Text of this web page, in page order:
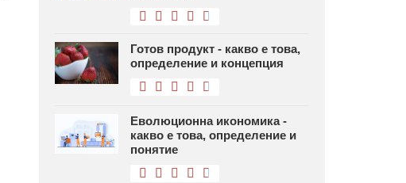
Готов продукт - какво е това,
определение и концепция
Еволюционна икономика -
какво е това, определение и
понятие